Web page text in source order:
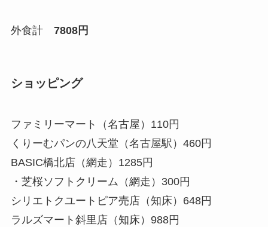
外食計 7808円
ショッピング
ファミリーマート（名古屋）110円
くりーむパンの八天堂（名古屋駅）460円
BASIC橋北店（網走）1285円
・芝桜ソフトクリーム（網走）300円
シリエトクユートピア売店（知床）648円
ラルズマート斜里店（知床）988円